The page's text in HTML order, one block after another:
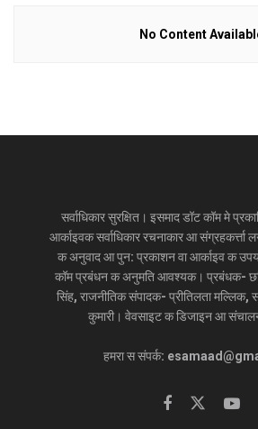
No Content
सर्वाधिकार सुरक्षित। इसमाद डॉट कॉम मे
आर्काइवक सर्वाधिकार रचनाकार आ संग्रहकर्त्ता
क अनुवाद आ पुन: प्रकाशन वा आर्काइव क
कॉम प्रबंधन क अनुमति आवश्यक। प्रबंधक-
सिंह, राजनीतिक संपादक- प्रीतिलता मल्लिक,
कुमारी। वेवसाइट क डिजाइन आ
हमरा स संपर्क: